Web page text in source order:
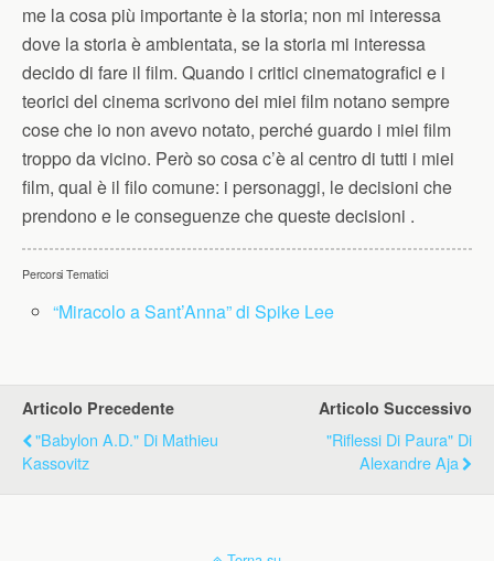
me la cosa più importante è la storia; non mi interessa
dove la storia è ambientata, se la storia mi interessa
decido di fare il film. Quando i critici cinematografici e i
teorici del cinema scrivono dei miei film notano sempre
cose che io non avevo notato, perché guardo i miei film
troppo da vicino. Però so cosa c’è al centro di tutti i miei
film, qual è il filo comune: i personaggi, le decisioni che
prendono e le conseguenze che queste decisioni .
Percorsi Tematici
“Miracolo a Sant’Anna” di Spike Lee
Articolo Precedente
"Babylon A.D." Di Mathieu
Kassovitz
Articolo Successivo
"Riflessi Di Paura" Di
Alexandre Aja